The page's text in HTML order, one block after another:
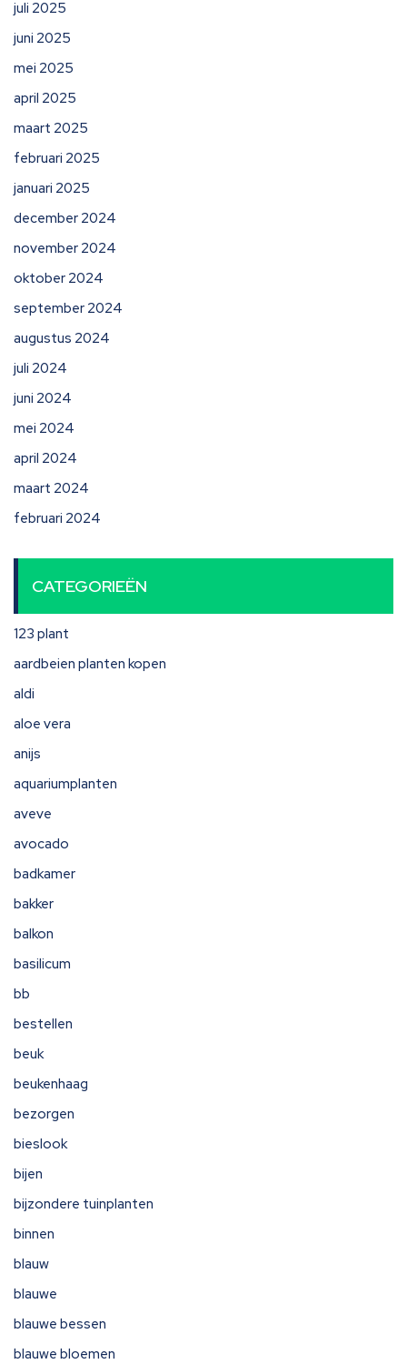
juli 2025
juni 2025
mei 2025
april 2025
maart 2025
februari 2025
januari 2025
december 2024
november 2024
oktober 2024
september 2024
augustus 2024
juli 2024
juni 2024
mei 2024
april 2024
maart 2024
februari 2024
CATEGORIEËN
123 plant
aardbeien planten kopen
aldi
aloe vera
anijs
aquariumplanten
aveve
avocado
badkamer
bakker
balkon
basilicum
bb
bestellen
beuk
beukenhaag
bezorgen
bieslook
bijen
bijzondere tuinplanten
binnen
blauw
blauwe
blauwe bessen
blauwe bloemen